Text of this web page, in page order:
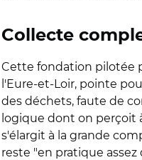
Collecte
Cette fondation pilotée
l'Eure-et-Loir, pointe
des déchets, faute de
logique dont on perçoit
s'élargit à la grande
reste "en pratique